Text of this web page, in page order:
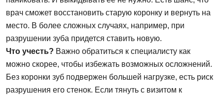
врач сможет восстановить старую коронку и вернуть на
место. В более сложных случаях, например, при
разрушении зуба придется ставить новую.
Что учесть? Важно обратиться к специалисту как
можно скорее, чтобы избежать возможных осложнений.
Без коронки зуб подвержен большей нагрузке, есть риск
разрушения его стенок. Если тянуть с визитом к